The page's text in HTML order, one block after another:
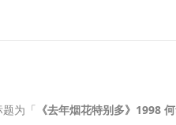
为「 《去年烟花特别多》1998